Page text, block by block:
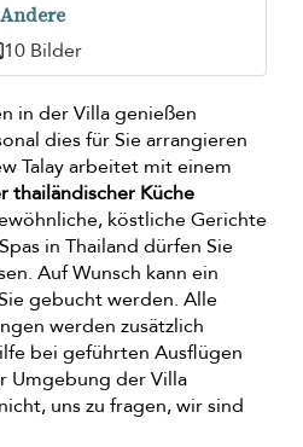
Andere
10 Bilder
in der Villa genießen
dies für Sie arrangieren
Talay arbeitet mit einem
thailändischer Küche
köstliche Gerichte
in Thailand dürfen Sie
Auf Wunsch kann ein
gebucht werden. Alle
werden zusätzlich
bei geführten Ausflügen
Umgebung der Villa
uns zu fragen, wir sind